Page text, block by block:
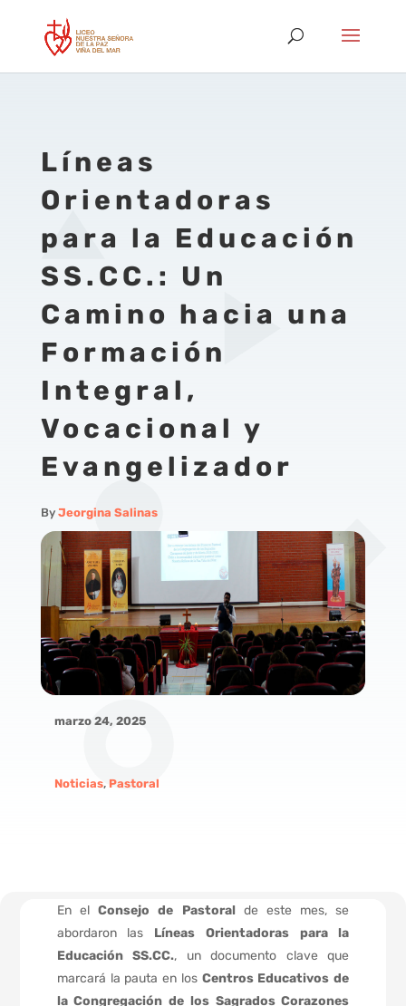
Líneas
Orientadoras
para la Educación
SS.CC.: Un
Camino hacia una
Formación
Integral,
Vocacional y
Evangelizador
By Jeorgina Salinas
marzo 24, 2025
Noticias, Pastoral
En elConsejo de Pastoral de este mes, se
abordaron las
Líneas Orientadoras para la
Educación SS.CC., un documento clave que
marcará la pauta en los Centros Educativos de
la Congregación de los Sagrados Corazones